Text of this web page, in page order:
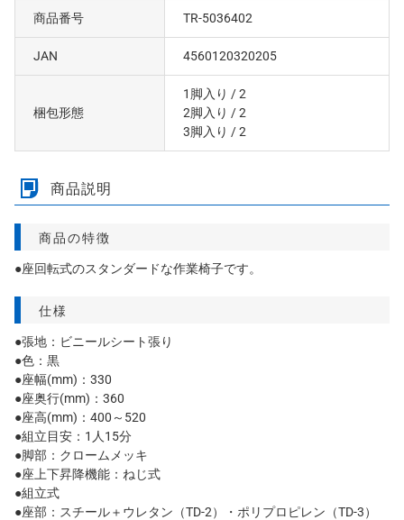
商品番号 TR-5036402
JAN 4560120320205
梱包形態
1脚入り / 2
2脚入り / 2
3脚入り / 2
商品説明
商品の特徴
●座回転式のスタンダードな作業椅子です。
仕様
●張地：ビニールシート張り
●色：黒
●座幅(mm)：330
●座奥行(mm)：360
●座高(mm)：400～520
●組立目安：1人15分
●脚部：クロームメッキ
●座上下昇降機能：ねじ式
●組立式
●座部：スチール＋ウレタン（TD-2）・ポリプロピレン（TD-3）